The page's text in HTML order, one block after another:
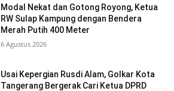
Modal Nekat dan Gotong Royong, Ketua
RW Sulap Kampung dengan Bendera
Merah Putih 400 Meter
6 Agustus 2026
Usai Kepergian Rusdi Alam, Golkar Kota
Tangerang Bergerak Cari Ketua DPRD